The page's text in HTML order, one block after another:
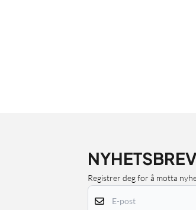
NYHETSBREV
Registrer deg for å motta
E-post